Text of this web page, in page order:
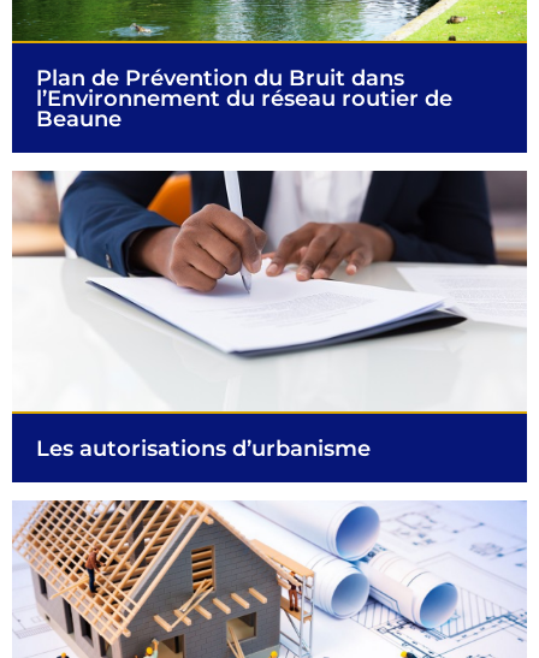
Plan de Prévention du Bruit dans
l’Environnement du réseau routier de
Beaune
Les autorisations d’urbanisme